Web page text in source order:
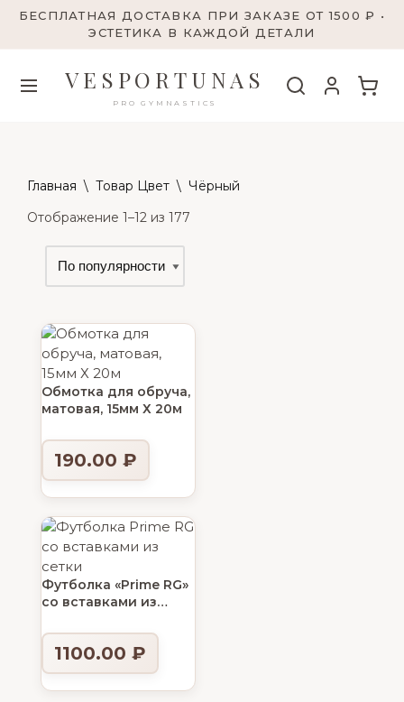
БЕСПЛАТНАЯ ДОСТАВКА ПРИ ЗАКАЗЕ ОТ 1500 ₽ •
ЭСТЕТИКА В КАЖДОЙ ДЕТАЛИ
VESPORTUNAS
PRO GYMNASTICS
Главная \ Товар Цвет \ Чёрный
Отображение 1–12 из 177
Обмотка для обруча,
матовая, 15мм Х 20м
190.00 ₽
Футболка «Prime RG»
со вставками из
1100.00 ₽